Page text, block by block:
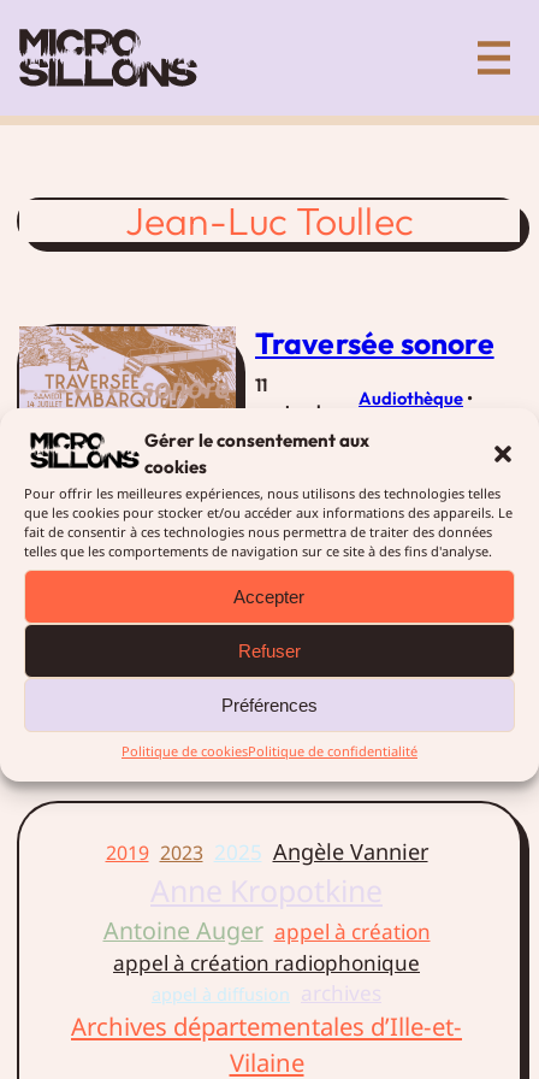
Gérer le consentement aux
cookies
Pour offrir les meilleures expériences, nous utilisons des technologies telles
que les cookies pour stocker et/ou accéder aux informations des appareils. Le
fait de consentir à ces technologies nous permettra de traiter des données
telles que les comportements de navigation sur ce site à des fins d'analyse.
Accepter
Refuser
Préférences
Politique de cookiesPolitique de confidentialité
au
contenu
Collectif artistique de création sonore
Jean-Luc Toullec
Traversée sonore
11
septembre
2018
Audiothèque
accompagnés à bord d’une
péniche entre Rennes et
Laillé, à l’occasion de la
juillet 2018 qui célébrait le
Vilaine.
2019 2023 2025 Angèle Vannier
Antoine Auger appel à création
appel à création radiophonique
appel à diffusion
Archives départementales d’Ille-et-
Vilaine